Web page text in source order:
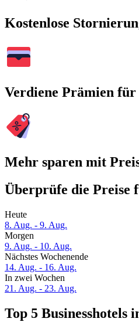
Kostenlose
Verdiene Prämien für
Mehr sparen mit
Überprüfe die Preise
Heute
8. Aug. - 9. Aug.
Morgen
9. Aug. - 10. Aug.
Nächstes Wochenende
14. Aug. - 16. Aug.
In zwei Wochen
21. Aug. - 23. Aug.
Top 5 Businesshotels